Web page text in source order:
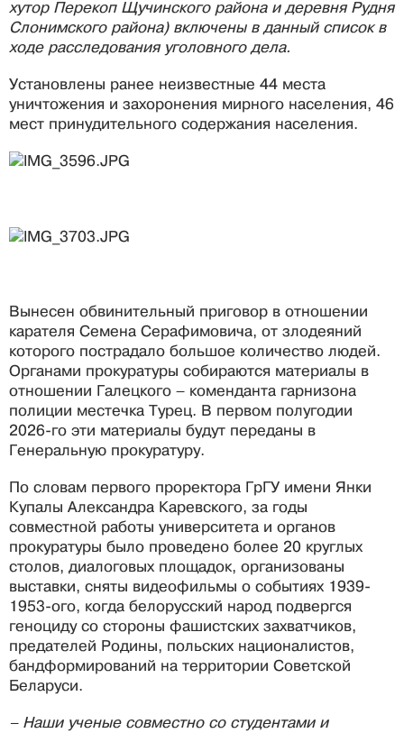
хутор Перекоп Щучинского района и деревня Рудня
Слонимского района) включены в данный список в
ходе расследования уголовного дела.
Установлены ранее неизвестные 44 места
уничтожения и захоронения мирного населения, 46
мест принудительного содержания населения.
Вынесен обвинительный приговор в отношении
карателя Семена Серафимовича, от злодеяний
которого пострадало большое количество людей.
Органами прокуратуры собираются материалы в
отношении Галецкого – коменданта гарнизона
полиции местечка Турец. В первом полугодии
2026-го эти материалы будут переданы в
Генеральную прокуратуру.
По словам первого проректора ГрГУ имени Янки
Купалы Александра Каревского, за годы
совместной работы университета и органов
прокуратуры было проведено более 20 круглых
столов, диалоговых площадок, организованы
выставки, сняты видеофильмы о событиях 1939-
1953-ого, когда белорусский народ подвергся
геноциду со стороны фашистских захватчиков,
предателей Родины, польских националистов,
бандформирований на территории Советской
Беларуси.
– Наши ученые совместно со студентами и